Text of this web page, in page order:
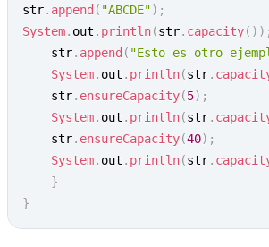
str. append ( "ABCDE") ;
System. out . println(str. capacity( ) ) ;
	str
. append ( "Esto es otro
System. out . println(str.
	str
. ensureCapacity(5) ;
System. out . println(str.
	str
. ensureCapacity(40) ;
System. out . println(str.
}
}